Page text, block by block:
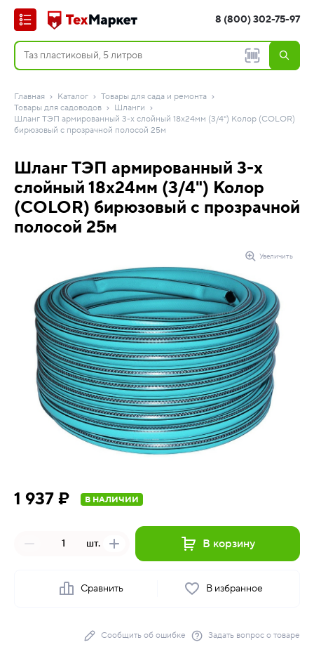
8 (800) 302-75-97
Главная Каталог
Товары для сада и ремонта
Товары для садоводов
Шланги
Шланг ТЭП армированный 3-х слойный 18х24мм (3/4") Колор (COLOR)
бирюзовый с прозрачной полосой 25м
Шланг ТЭП армированный 3-х
слойный 18х24мм (3/4") Колор
(COLOR) бирюзовый с прозрачной
полосой 25м
Увеличить
1 937 ₽ В НАЛИЧИИ
шт. В корзину
Сравнить В избранное
Сообщить об ошибке Задать вопрос о товаре